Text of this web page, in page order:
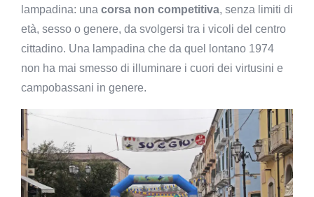
lampadina: una corsa non competitiva, senza limiti di
età, sesso o genere, da svolgersi tra i vicoli del centro
cittadino. Una lampadina che da quel lontano 1974
non ha mai smesso di illuminare i cuori dei virtusini e
campobassani in genere.